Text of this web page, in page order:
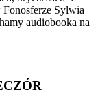
Sylwia
audiobooka na